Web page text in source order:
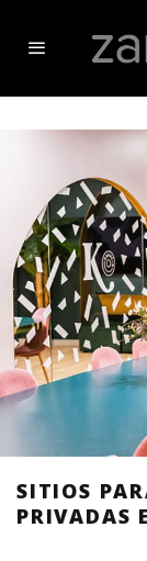
SITIOS
PRIVADAS